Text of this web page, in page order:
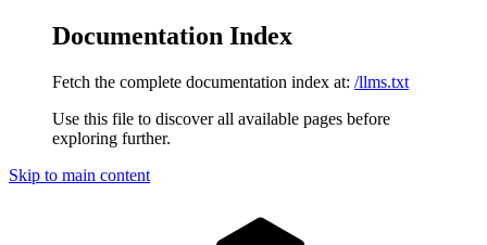
Documentation Index
Fetch the complete documentation index at: /llms.txt
Use this file to discover all available pages before
exploring further.
Skip to main content